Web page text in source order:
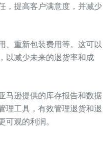
，提高客户满意度，并减少
、重新包装费用等。这可以
以减少未来的退货率和成
马逊提供的库存报告和数据
理工具，有效管理退货和退
观的利润。